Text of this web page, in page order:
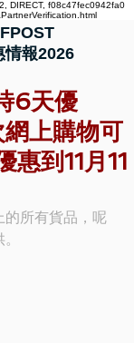
DIRECT, f08c47fec0942fa0
情報2026
6天優
上購物可
惠到11月11
的所有貨品，呢